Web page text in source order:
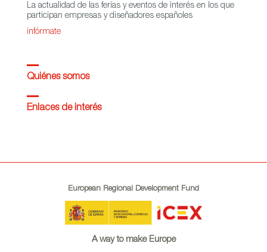
La actualidad de las ferias y eventos de interés en los que
participan empresas y diseñadores españoles
infórmate
Quiénes somos
Enlaces de interés
European Regional Development Fund
A way to make Europe